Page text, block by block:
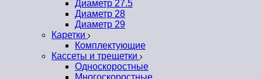
Диаметр 27.5
Диаметр 28
Диаметр 29
Каретки
Комплектующие
Кассеты и трещетки
Односкоростные
Многоскоростные